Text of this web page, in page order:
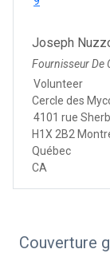
Joseph
Fournisseur De
Volunteer
Cercle des
4101 rue
H1X 2B2
Québec
CA
Couverture